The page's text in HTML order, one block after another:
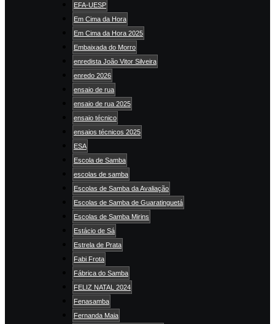
EFA-UESP
Em Cima da Hora
Em Cima da Hora 2025
Embaixada do Morro
enredista João Vitor Silveira
enredo 2026
ensaio de rua
ensaio de rua 2025
ensaio técnico
ensaios técnicos 2025
ESA
Escola de Samba
escolas de samba
Escolas de Samba da Avaliação
Escolas de Samba de Guaratinguetá
Escolas de Samba Mirins
Estácio de Sá
Estrela de Prata
Fabi Frota
Fábrica do Samba
FELIZ NATAL 2024
Fenasamba
Fernanda Maia